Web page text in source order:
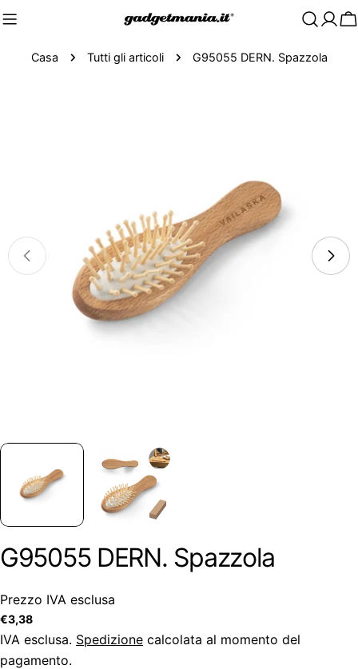
Casa Tutti gli articoli G95055 DERN. Spazzola
G95055 DERN. Spazzola
Prezzo IVA esclusa
Prezzo
regolare
€3,38
IVA esclusa. Spedizione calcolata al momento del
pagamento.